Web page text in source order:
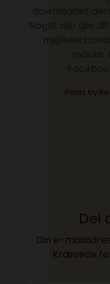
Posts by
Del
Din e-
Krævede